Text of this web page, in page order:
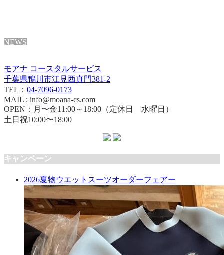
NEWS
モアナ コースタルサービス
千葉県鴨川市江見西真門381-2
TEL： 04-7096-0173
MAIL : info@moana-cs.com
OPEN：月〜金11:00～18:00（定休日 水曜日）
土日祝10:00〜18:00
キャンペーン
2026夏物ウエットスーツオーダーフェアー